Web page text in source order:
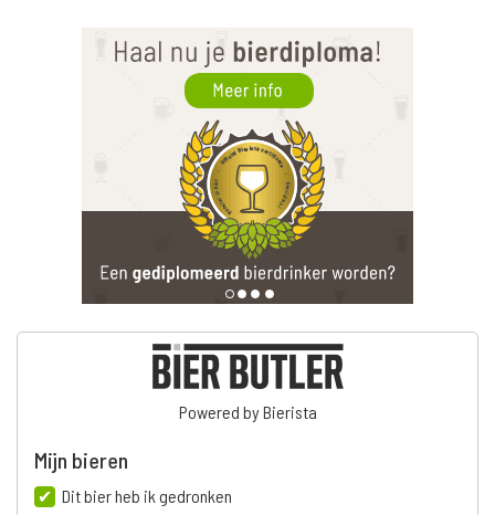
Powered by Bierista
Mijn bieren
Dit bier heb ik gedronken